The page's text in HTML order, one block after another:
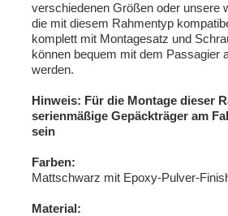
verschiedenen Größen oder unsere
die mit diesem Rahmentyp
komplett mit Montagesatz und
können bequem mit dem Passagier
werden.
Hinweis: Für die Montage dieser
serienmäßige Gepäckträger am
sein
Farben:
Mattschwarz mit Epoxy-Pulver-
Material: